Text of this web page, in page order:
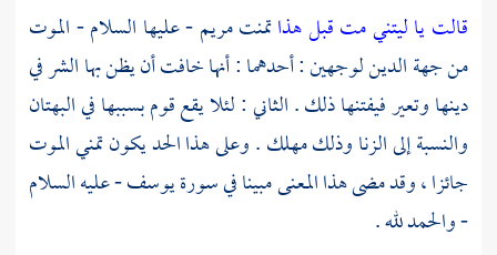
قالت يا ليتني مت قبل هذاتمنتمريم- عليها السلام - الموت
من جهة الدين لوجهين : أحدهما : أنها خافت أن يظن بها الشر في
دينها وتعير فيفتنها ذلك . الثاني : لئلا يقع قوم بسببها في البهتان
والنسبة إلى الزنا وذلك مهلك . وعلى هذا الحد يكون تمني الموت
جائزا ، وقد مضى هذا المعنى مبينا في سورة يوسف - عليه السلام
- والحمد لله .